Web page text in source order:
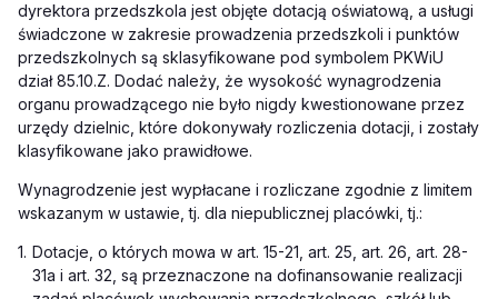
dyrektora przedszkola jest objęte dotacją oświatową, a usługi
świadczone w zakresie prowadzenia przedszkoli i punktów
przedszkolnych są sklasyfikowane pod symbolem PKWiU
dział 85.10.Z. Dodać należy, że wysokość wynagrodzenia
organu prowadzącego nie było nigdy kwestionowane przez
urzędy dzielnic, które dokonywały rozliczenia dotacji, i zostały
klasyfikowane jako prawidłowe.
Wynagrodzenie jest wypłacane i rozliczane zgodnie z limitem
wskazanym w ustawie, tj. dla niepublicznej placówki, tj.:
1. Dotacje, o których mowa w art. 15-21, art. 25, art. 26, art. 28-
31a i art. 32, są przeznaczone na dofinansowanie realizacji